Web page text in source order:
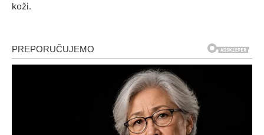
koži.